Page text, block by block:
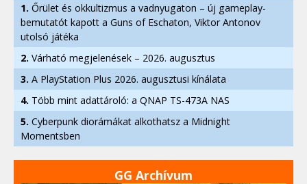
1. Őrület és okkultizmus a vadnyugaton – új gameplay-
bemutatót kapott a Guns of Eschaton, Viktor Antonov
utolsó játéka
2. Várható megjelenések – 2026. augusztus
3. A PlayStation Plus 2026. augusztusi kínálata
4. Több mint adattároló: a QNAP TS-473A NAS
5. Cyberpunk diorámákat alkothatsz a Midnight
Momentsben
GG Archívum